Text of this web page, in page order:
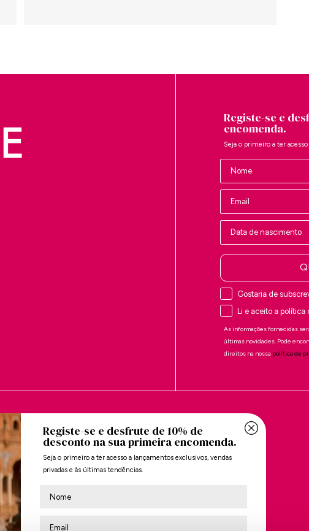
Registe-se e
encomenda.
Seja o primeiro a ter
Nombre
Gostaria de
Li e aceito a
As informações fornecidas
últimas novidades. Pode
direitos na nossa política de
DA MARCA
legal
cookies
cookies
frequentes
condições
A marca
Localizador de lojas
Registe-se e desfrute de 10% de
desconto na sua primeira encomenda.
Seja o primeiro a ter acesso a lançamentos exclusivos, vendas
privadas e às últimas tendências.